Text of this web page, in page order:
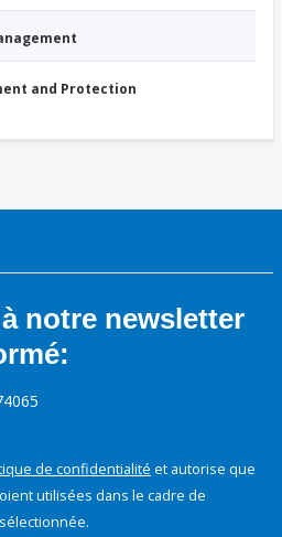
and Protection
notre newsletter
de confidentialité et autorise que
utilisées dans le cadre de